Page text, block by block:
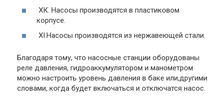
ХК. Насосы производятся в пластиковом
корпусе.
XI.Насосы производятся из нержавеющей стали.
Благодаря тому, что насосные станции оборудованы
реле давления, гидроаккумулятором и манометром
можно настроить уровень давления в баке или,другими
словами, когда будет включаться и отключатся насос.